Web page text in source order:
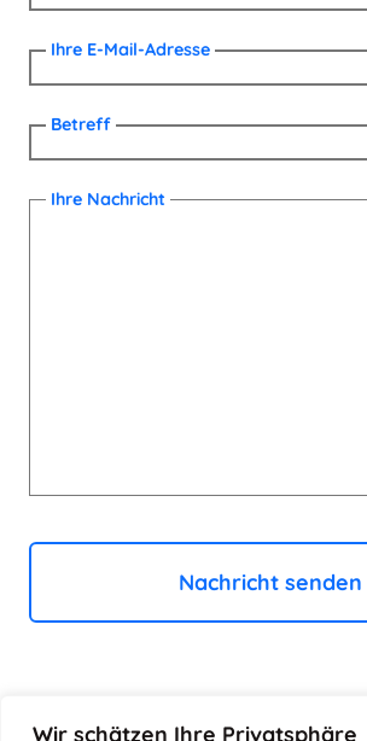
Wir schätzen Ihre Privatsphäre
Ihre E-Mail-Adresse
Betreff
Ihre Nachricht